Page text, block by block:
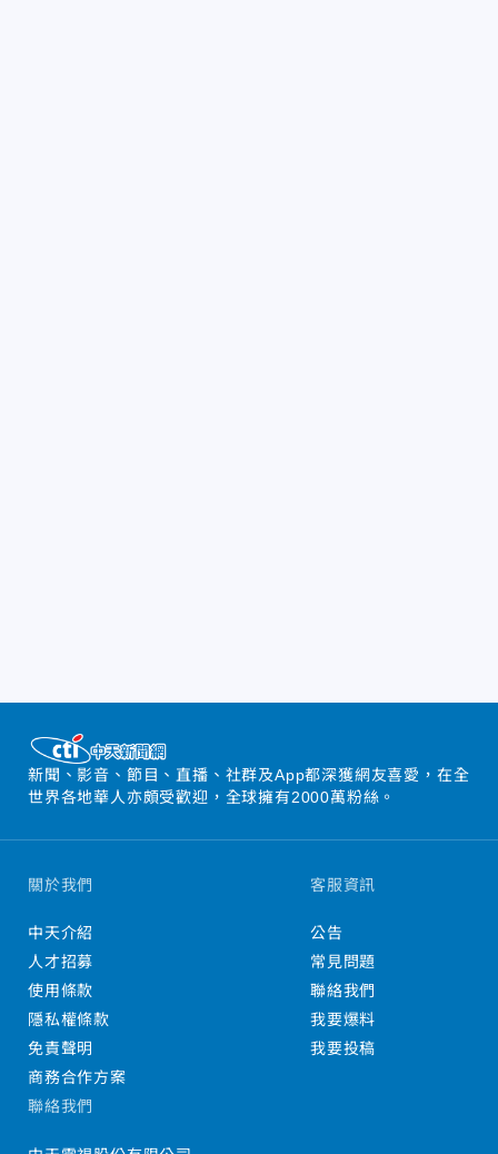
新聞、影音、節目、直播、社群及App都深獲網友喜愛，在全
世界各地華人亦頗受歡迎，全球擁有2000萬粉絲。
關於我們
中天介紹
人才招募
使用條款
隱私權條款
免責聲明
商務合作方案
客服資訊
公告
常見問題
聯絡我們
我要爆料
我要投稿
聯絡我們